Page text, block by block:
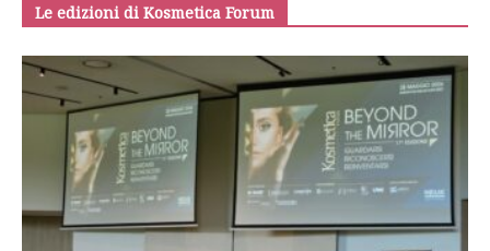
Le edizioni di Kosmetica Forum